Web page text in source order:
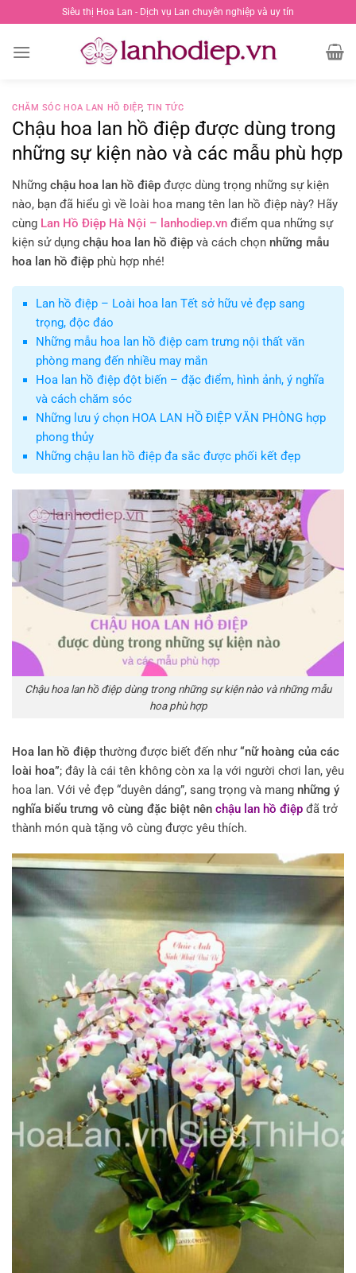
đến
nội
Siêu thị Hoa Lan - Dịch vụ Lan chuyên nghiệp và uy tín
CHĂM SÓC HOA LAN HỒ ĐIỆP, TIN TỨC
Chậu hoa lan hồ điệp được dùng trong
những sự kiện nào và các mẫu phù hợp
Những chậu hoa lan hồ điêp được dùng trọng những sự kiện
nào, bạn đã hiểu gì về loài hoa mang tên lan hồ điệp này? Hãy
cùng Lan Hồ Điệp Hà Nội – lanhodiep.vn điểm qua những sự
kiện sử dụng chậu hoa lan hồ điệp và cách chọn những mẫu
hoa lan hồ điệp phù hợp nhé!
Lan hồ điệp – Loài hoa lan Tết sở hữu vẻ đẹp sang
trọng, độc đáo
Những mẫu hoa lan hồ điệp cam trưng nội thất văn
phòng mang đến nhiều may mắn
Hoa lan hồ điệp đột biến – đặc điểm, hình ảnh, ý nghĩa
và cách chăm sóc
Những lưu ý chọn HOA LAN HỒ ĐIỆP VĂN PHÒNG hợp
phong thủy
Những chậu lan hồ điệp đa sắc được phối kết đẹp
Chậu hoa lan hồ điệp dùng trong những sự kiện nào và những mẫu
hoa phù hợp
Hoa lan hồ điệp thường được biết đến như“nữ hoàng của các
loài hoa”; đây là cái tên không còn xa lạ với người chơi lan, yêu
hoa lan. Với vẻ đẹp “duyên dáng”, sang trọng và mang những ý
nghĩa biểu trưng vô cùng đặc biệt nên chậu lan hồ điệp đã trở
thành món quà tặng vô cùng được yêu thích.